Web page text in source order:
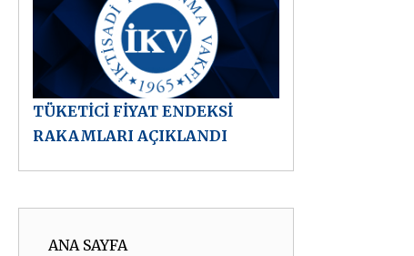
TÜKETİCİ FİYAT ENDEKSİ
RAKAMLARI AÇIKLANDI
ANA SAYFA